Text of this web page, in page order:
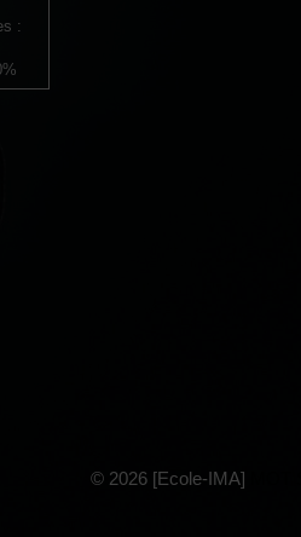
:
© 2026 [Ecole-IMA]